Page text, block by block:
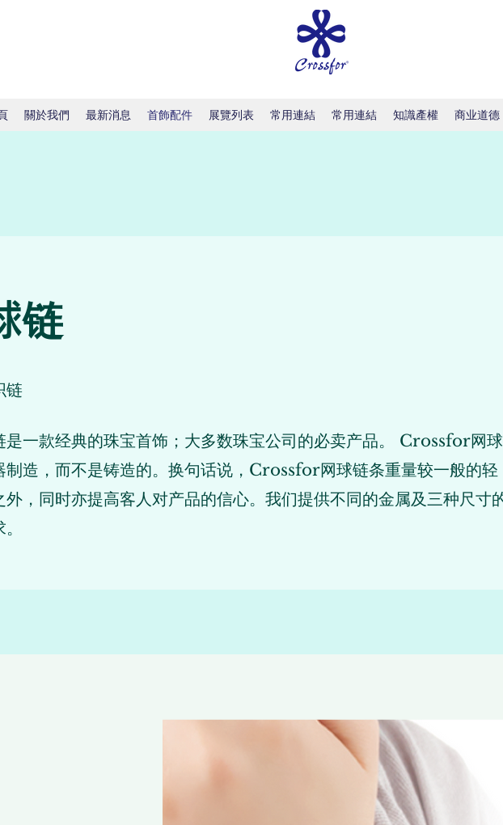
關於我們 最新消息 首飾配件 展覽列表 常用連結 常用連結 知識產權 商业道德
链
链
是一款经典的珠宝首饰；大多数珠宝公司的必卖产品。 Crossfor网
制造，而不是铸造的。换句话说，Crossfor网球链条重量较一般的
外，同时亦提高客人对产品的信心。我们提供不同的金属及三种尺寸